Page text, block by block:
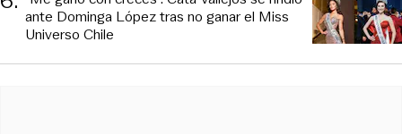
ante Dominga López tras no ganar el Miss
Universo Chile